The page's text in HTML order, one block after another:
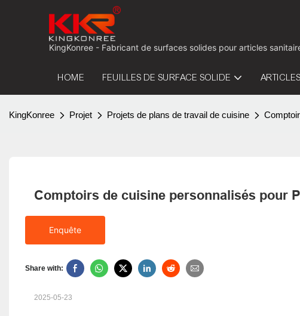
KingKonree - Fabricant de surfaces solides pour articles
HOME FEUILLES DE SURFACE SOLIDE
KingKonree Projet Projets de plans de travail de cuisine
Comptoirs de cuisine personnalisés pour
Enquête
Share with:
2025-05-23